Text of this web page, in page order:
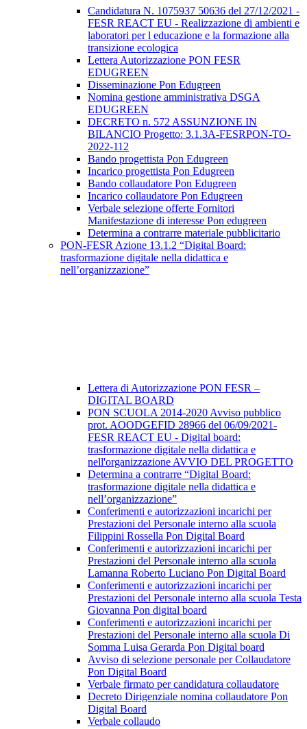
Candidatura N. 1075937 50636 del 27/12/2021 -
FESR REACT EU - Realizzazione di ambienti e
laboratori per l educazione e la formazione alla
transizione ecologica
Lettera Autorizzazione PON FESR
EDUGREEN
Disseminazione Pon Edugreen
Nomina gestione amministrativa DSGA
EDUGREEN
DECRETO n. 572 ASSUNZIONE IN
BILANCIO Progetto: 3.1.3A-FESRPON-TO-
2022-112
Bando progettista Pon Edugreen
Incarico progettista Pon Edugreen
Bando collaudatore Pon Edugreen
Incarico collaudatore Pon Edugreen
Verbale selezione offerte Fornitori
Manifestazione di interesse Pon edugreen
Determina a contrarre materiale pubblicitario
PON-FESR Azione 13.1.2 “Digital Board:
trasformazione digitale nella didattica e
nell’organizzazione”
Lettera di Autorizzazione PON FESR –
DIGITAL BOARD
PON SCUOLA 2014-2020 Avviso pubblico
prot. AOODGEFID 28966 del 06/09/2021-
FESR REACT EU - Digital board:
trasformazione digitale nella didattica e
nell'organizzazione AVVIO DEL PROGETTO
Determina a contrarre “Digital Board:
trasformazione digitale nella didattica e
nell’organizzazione”
Conferimenti e autorizzazioni incarichi per
Prestazioni del Personale interno alla scuola
Filippini Rossella Pon Digital Board
Conferimenti e autorizzazioni incarichi per
Prestazioni del Personale interno alla scuola
Lamanna Roberto Luciano Pon Digital Board
Conferimenti e autorizzazioni incarichi per
Prestazioni del Personale interno alla scuola Testa
Giovanna Pon digital board
Conferimenti e autorizzazioni incarichi per
Prestazioni del Personale interno alla scuola Di
Somma Luisa Gerarda Pon Digital board
Avviso di selezione personale per Collaudatore
Pon Digital Board
Verbale firmato per candidatura collaudatore
Decreto Dirigenziale nomina collaudatore Pon
Digital Board
Verbale collaudo